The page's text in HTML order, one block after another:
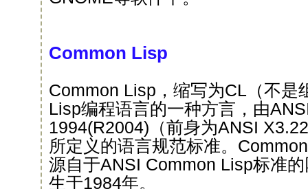
Common Lisp
Common Lisp，缩写为CL（不是
Lisp编程语言的一种方言，由
1994(R2004)（前身为ANSI
所定义的语言规范标准。
源自于ANSI Common Lisp标准
生于1984年。